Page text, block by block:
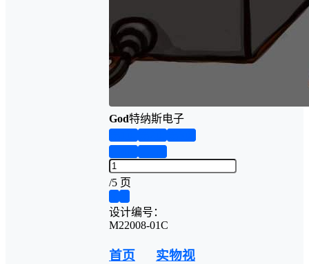
God特纳斯电子
/5 页
设计编号：
M22008-01C
首页
实物视